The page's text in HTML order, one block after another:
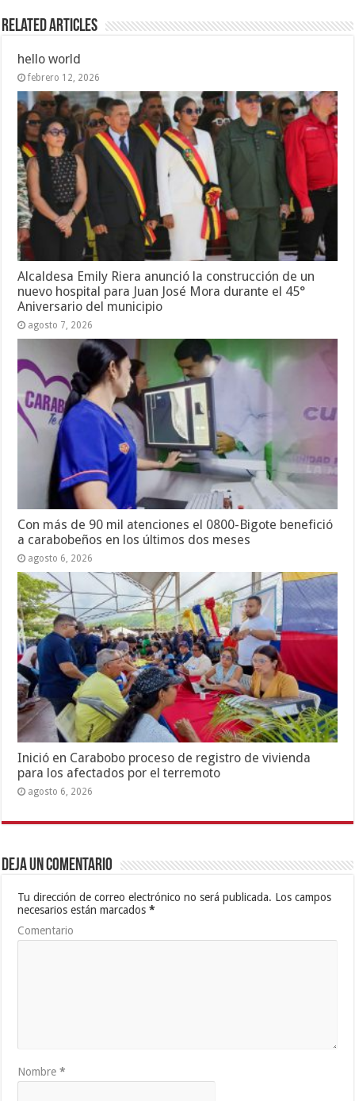
Related Articles
hello world
febrero 12, 2026
Alcaldesa Emily Riera anunció la construcción de un
nuevo hospital para Juan José Mora durante el 45°
Aniversario del municipio
agosto 7, 2026
Con más de 90 mil atenciones el 0800-Bigote benefició
a carabobeños en los últimos dos meses
agosto 6, 2026
Inició en Carabobo proceso de registro de vivienda
para los afectados por el terremoto
agosto 6, 2026
Deja un comentario
Tu dirección de correo electrónico no será publicada. Los campos
necesarios están marcados*
Comentario
Nombre*